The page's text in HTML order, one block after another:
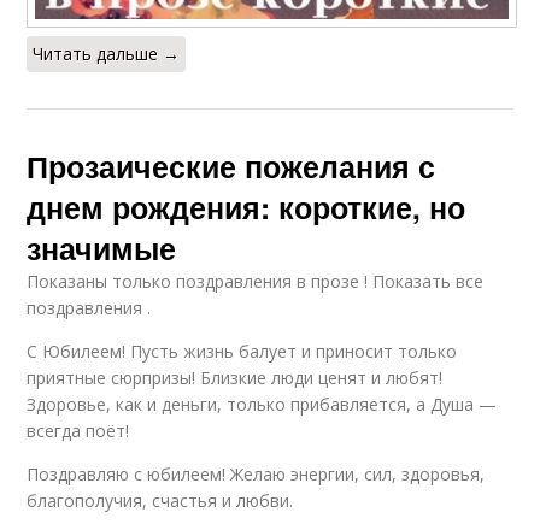
Читать дальше →
Прозаические пожелания с
днем рождения: короткие, но
значимые
Показаны только поздравления в прозе ! Показать все
поздравления .
С Юбилеем! Пусть жизнь балует и приносит только
приятные сюрпризы! Близкие люди ценят и любят!
Здоровье, как и деньги, только прибавляется, а Душа —
всегда поёт!
Поздравляю с юбилеем! Желаю энергии, сил, здоровья,
благополучия, счастья и любви.